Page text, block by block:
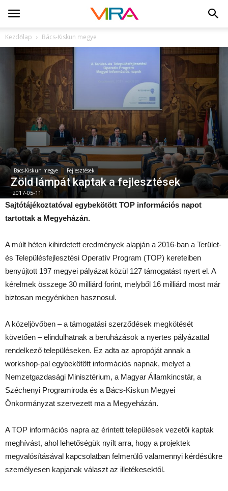
Kezdőlap Bács-Kiskun megye
Bács-Kiskun megye Fejlesztések
Zöld lámpát kaptak a fejlesztések
2017-05-11
Sajtótájékoztatóval egybekötött TOP információs napot
tartottak a Megyeházán.
A múlt héten kihirdetett eredmények alapján a 2016-ban a Terület-
és Településfejlesztési Operatív Program (TOP) kereteiben
benyújtott 197 megyei pályázat közül 127 támogatást nyert el. A
kérelmek összege 30 milliárd forint, melyből 16 milliárd most már
biztosan megyénkben hasznosul.
A közeljövőben – a támogatási szerződések megkötését
követően – elindulhatnak a beruházások a nyertes pályázattal
rendelkező településeken. Ez adta az apropóját annak a
workshop-pal egybekötött információs napnak, melyet a
Nemzetgazdasági Minisztérium, a Magyar Államkincstár, a
Széchenyi Programiroda és a Bács-Kiskun Megyei
Önkormányzat szervezett ma a Megyeházán.
A TOP információs napra az érintett települések vezetői kaptak
meghívást, ahol lehetőségük nyílt arra, hogy a projektek
megvalósításával kapcsolatban felmerülő valamennyi kérdésükre
személyesen kapjanak választ az illetékesektől.